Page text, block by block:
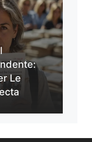
Le